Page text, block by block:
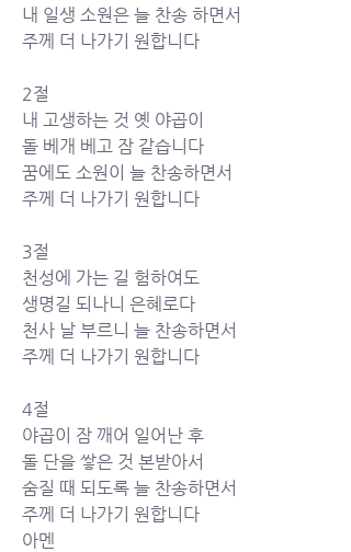
내 일생 소원은 늘 찬송 하면서
주께 더 나가기 원합니다
2절
내 고생하는 것 옛 야곱이
돌 베개 베고 잠 같습니다
꿈에도 소원이 늘 찬송하면서
주께 더 나가기 원합니다
3절
천성에 가는 길 험하여도
생명길 되나니 은혜로다
천사 날 부르니 늘 찬송하면서
주께 더 나가기 원합니다
4절
야곱이 잠 깨어 일어난 후
돌 단을 쌓은 것 본받아서
숨질 때 되도록 늘 찬송하면서
주께 더 나가기 원합니다
아멘